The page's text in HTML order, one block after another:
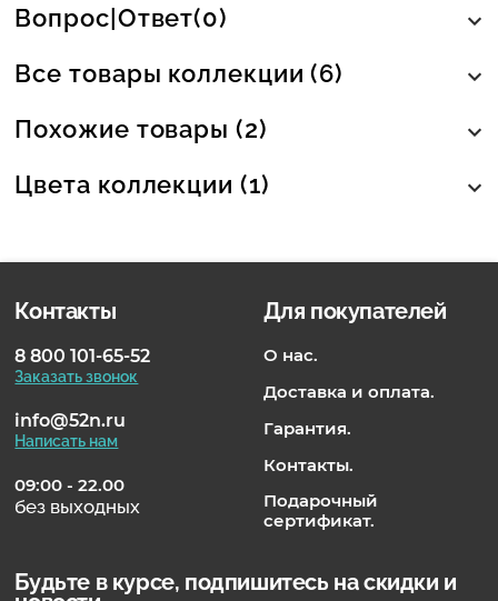
Вопрос|Ответ(0)
Все товары коллекции (6)
Похожие товары (2)
Цвета коллекции (1)
Контакты
8 800 101-65-52
Заказать звонок
info@52n.ru
Написать нам
09:00 - 22.00
без выходных
Для покупателей
О нас.
Доставка и оплата.
Гарантия.
Контакты.
Подарочный
сертификат.
Будьте в курсе, подпишитесь на скидки и